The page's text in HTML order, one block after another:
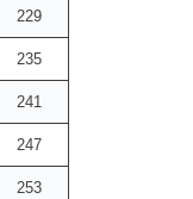
229
235
241
247
253